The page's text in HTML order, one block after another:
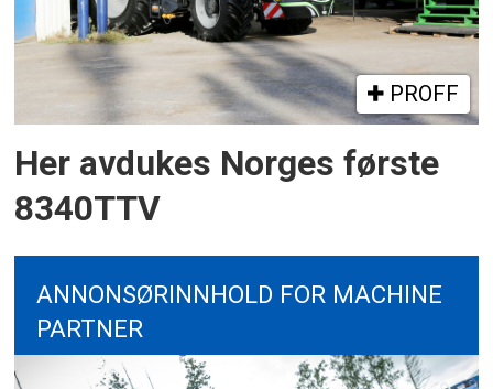
PROFF
Her avdukes Norges første
8340TTV
ANNONSØRINNHOLD FOR MACHINE
PARTNER